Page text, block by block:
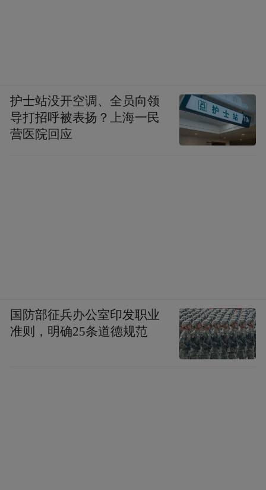
护士站没开空调、全员向领
导打招呼被表扬？上海一民
营医院回应
国防部征兵办公室印发职业
准则，明确25条道德规范